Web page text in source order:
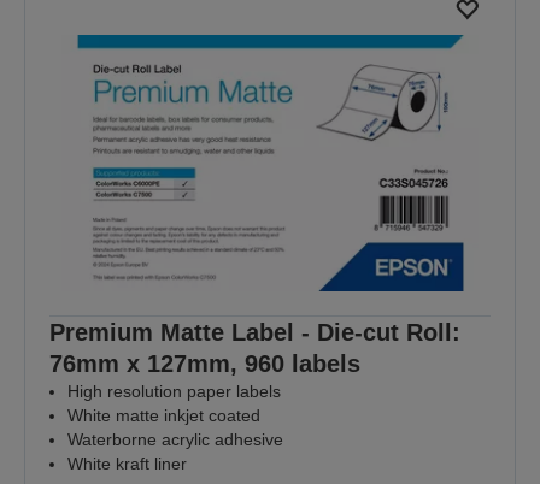
Premium Matte Label - Die-cut Roll:
76mm x 127mm, 960 labels
High resolution paper labels
White matte inkjet coated
Waterborne acrylic adhesive
White kraft liner